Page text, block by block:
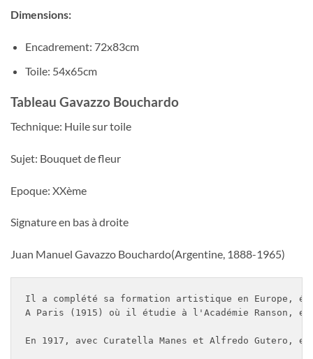
Dimensions:
Encadrement: 72x83cm
Toile: 54x65cm
Tableau Gavazzo Bouchardo
Technique: Huile sur toile
Sujet: Bouquet de fleur
Epoque: XXème
Signature en bas à droite
Juan Manuel Gavazzo Bouchardo(Argentine, 1888-1965)
Il a complété sa formation artistique en Europe,
A Paris (1915) où il étudie à l'Académie Ranson,
En 1917, avec Curatella Manes et Alfredo